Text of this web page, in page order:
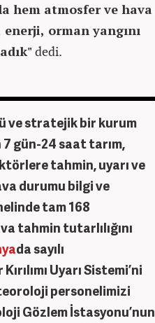
hem atmosfer ve hava
orman yangını
dedi.
ve stratejik bir kurum
gün-24 saat tarım,
tahmin, uyarı ve
durumu bilgi ve
tam 168
tahmin tutarlılığını
da sayılı
Uyarı Sistemi’ni
personelimizi
Gözlem İstasyonu’nun